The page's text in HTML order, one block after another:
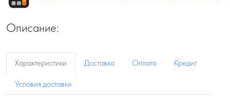
Описание:
Характеристики Доставка Оплата
Кредит
Условия доставки